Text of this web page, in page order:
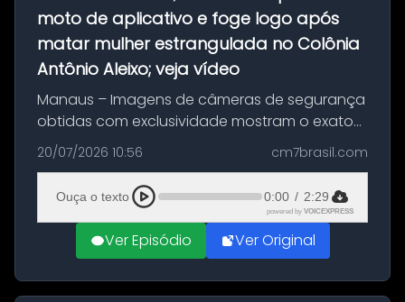
moto de aplicativo e foge logo após
matar mulher estrangulada no Colônia
Antônio Aleixo; veja vídeo
Manaus – Imagens de câmeras de segurança
obtidas com exclusividade mostram o exato
momento da fuga do principal suspeito da
morte de Larissa Araújo, de 28 anos. O crime
ocorreu na noite deste último d...
20/07/2026 10:56 cm7brasil.com
Ouça o texto 0:00 / 2:29
powered by VOICEXPRESS
Ver Episódio Ver Original